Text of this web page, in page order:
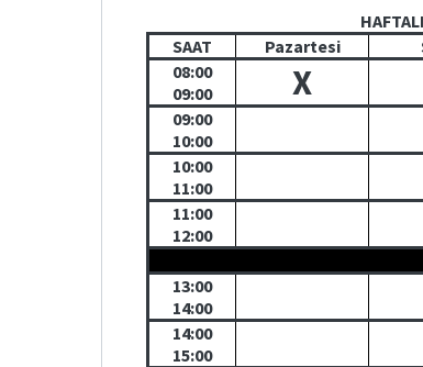
SAAT
Pazartesi
08:00
09:00
X
09:00
10:00
10:00
11:00
11:00
12:00
13:00
14:00
14:00
15:00